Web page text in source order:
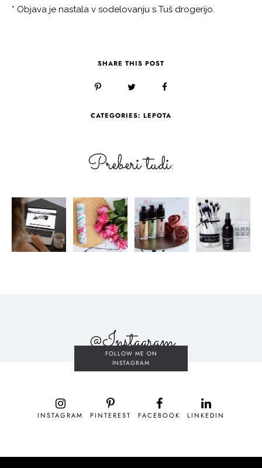
* Objava je nastala v sodelovanju s Tuš drogerijo.
SHARE THIS POST
CATEGORIES: LEPOTA
Preberi tudi:
@Instagram
FOLLOW ME ON
INSTAGRAM
INSTAGRAM PINTEREST FACEBOOK LINKEDIN